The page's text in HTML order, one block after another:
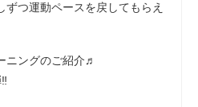
つ運動ペースを戻してもらえ
ニングのご紹介♬